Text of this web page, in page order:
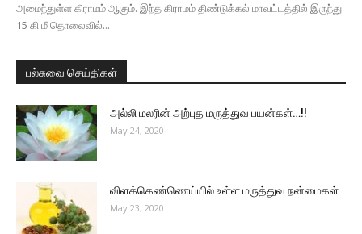
அமைந்துள்ள கிராமம் ஆகும். இந்த கிராமம் திண்டுக்கல் மாவட்டத்தில் இருந்து
15 கி மீ தொலைவில்...
பல்சுவை செய்திகள்
அல்லி மலரின் அற்புத மருத்துவ பயன்கள்…!!
May 24, 2020
விளக்கெண்ணெய்யில் உள்ள மருத்துவ நன்மைகள்
May 23, 2020